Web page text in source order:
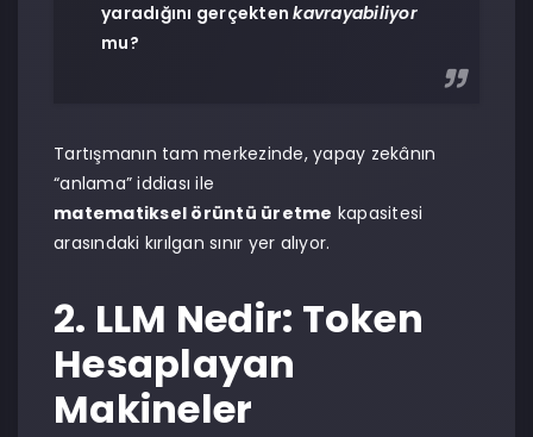
yaradığını gerçektenkavrayabiliyor
mu?
Tartışmanın tam merkezinde, yapay zekânın
“anlama” iddiası ile
matematiksel örüntü üretme kapasitesi
arasındaki kırılgan sınır yer alıyor.
2. LLM Nedir: Token
Hesaplayan
Makineler